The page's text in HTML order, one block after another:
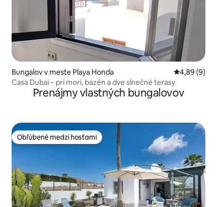
Bungalov v meste Playa Honda Priemerné
4,89 (9)
Casa Dubai – pri mori, bazén a dve slnečné terasy
Prenájmy vlastných bungalovov
Obľúbené medzi hosťami
Obľúbené medzi hosťami